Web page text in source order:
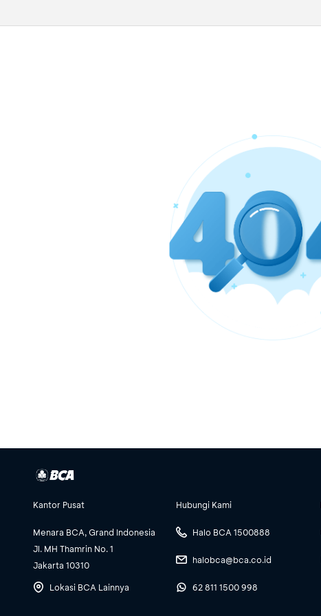
Kantor Pusat
Menara BCA, Grand Indonesia
Jl. MH Thamrin No. 1
Jakarta 10310
Lokasi BCA Lainnya
Hubungi Kami
Halo BCA 1500888
halobca@bca.co.id
62 811 1500 998